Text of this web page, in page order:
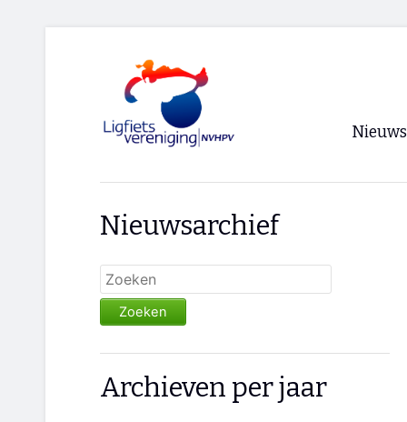
Nieuws
Nieuwsarchief
Zoeken
Archieven per jaar